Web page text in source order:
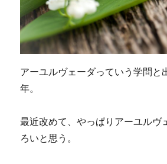
アーユルヴェーダっていう学問と
年。
最近改めて、やっぱりアーユルヴ
ろいと思う。